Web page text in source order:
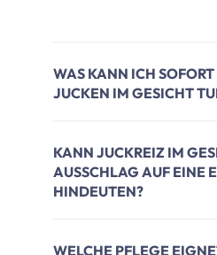
WAS KANN ICH
JUCKEN IM GESICHT
KANN JUCKREIZ IM
AUSSCHLAG AUF EINE
HINDEUTEN?
WELCHE PFLEGE